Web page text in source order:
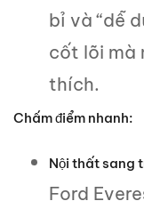
bỉ và “dễ
cốt lõi mà
thích.
Chấm điểm nhanh:
Nội thất sang
Ford